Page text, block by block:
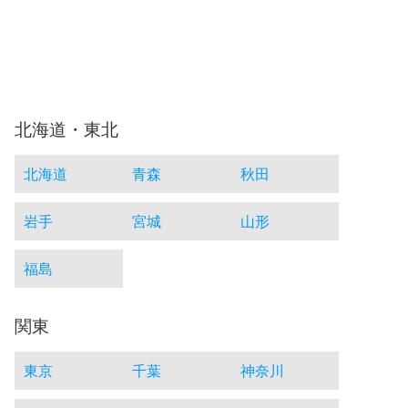
北海道・東北
北海道 青森 秋田
岩手 宮城 山形
福島
関東
東京 千葉 神奈川